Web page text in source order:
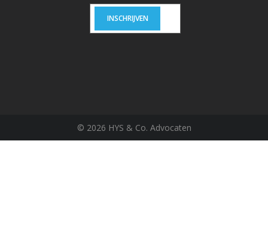
© 2026 HYS & Co. Advocaten